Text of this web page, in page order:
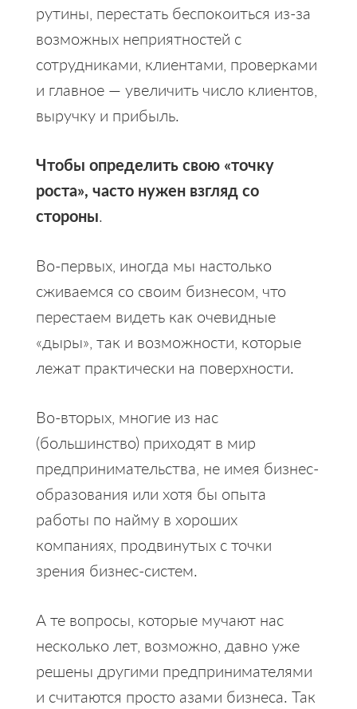
рутины, перестать беспокоиться из-за
возможных неприятностей с
сотрудниками, клиентами, проверками
и главное — увеличить число клиентов,
выручку и прибыль.
Чтобы определить свою «точку
роста», часто нужен взгляд со
стороны.
Во-первых, иногда мы настолько
сживаемся со своим бизнесом, что
перестаем видеть как очевидные
«дыры», так и возможности, которые
лежат практически на поверхности.
Во-вторых, многие из нас
(большинство) приходят в мир
предпринимательства, не имея бизнес-
образования или хотя бы опыта
работы по найму в хороших
компаниях, продвинутых с точки
зрения бизнес-систем.
А те вопросы, которые мучают нас
несколько лет, возможно, давно уже
решены другими предпринимателями
и считаются просто азами бизнеса. Так